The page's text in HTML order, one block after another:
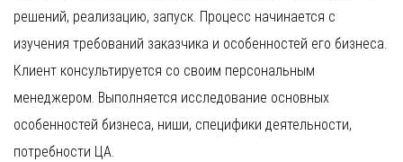
решений, реализацию, запуск. Процесс начинается с
изучения требований заказчика и особенностей его бизнеса.
Клиент консультируется со своим персональным
менеджером. Выполняется исследование основных
особенностей бизнеса, ниши, специфики деятельности,
потребности ЦА.